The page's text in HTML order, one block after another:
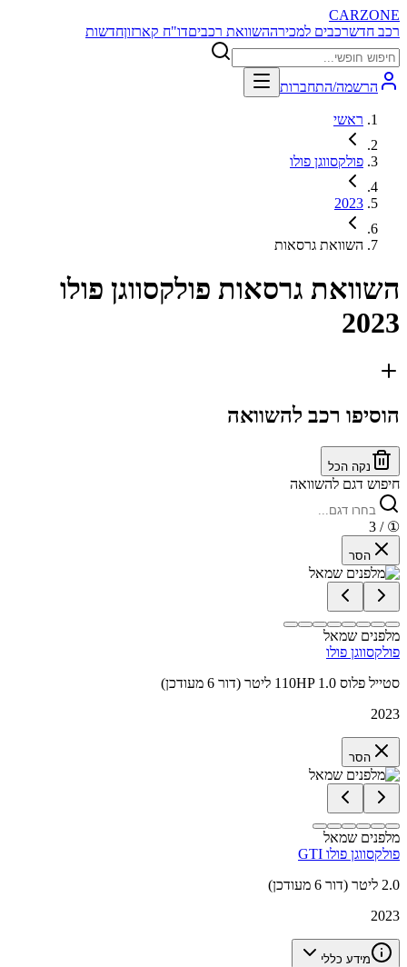
CARZONE
רכב חדשרכבים למכירההשוואת רכביםדו"ח קארזוןחדשות
הרשמה/התחברות
ראשי
פולקסווגן פולו
2023
השוואת גרסאות
השוואת גרסאות פולקסווגן פולו
2023
הוסיפו רכב להשוואה
נקה הכל
חיפוש דגם להשוואה
①
/ 3
הסר
מלפנים שמאל
פולקסווגן פולו
סטייל פלוס 110HP 1.0 ליטר (דור 6 מעודכן)
2023
הסר
מלפנים שמאל
פולקסווגן פולו GTI
2.0 ליטר (דור 6 מעודכן)
2023
מידע כללי